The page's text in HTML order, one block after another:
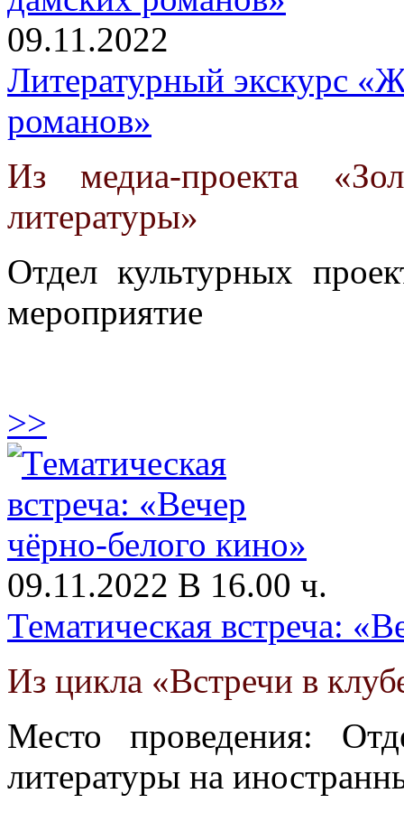
09.11.2022
Литературный экскурс
романов»
Из медиа-проекта
литературы»
Отдел культурных
мероприятие
>>
09.11.2022 В 16.00 ч.
Тематическая встреча:
Из цикла «Встречи в
Место проведения:
литературы на